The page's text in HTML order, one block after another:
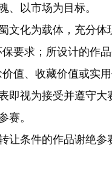
以市场为目标。
化为载体，充分体
要求；所设计的作
值、收藏价值或实用
视为接受并遵守大
赛。
条件的作品谢绝参